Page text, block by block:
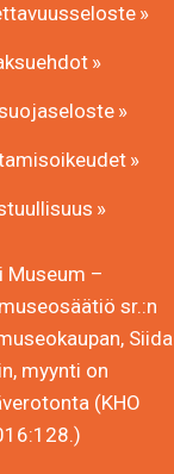
Museum –
sr.:n
Siida
myynti on
(KHO